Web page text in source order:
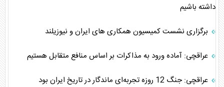
داشته باشیم
برگزاری نشست کمیسیون همکاری های ایران و نیوزیلند
عراقچی: آماده ورود به مذاکرات بر اساس منافع متقابل هستیم
عراقچی: جنگ 12 روزه تجربه‌ای ماندگار در تاریخ ایران بود